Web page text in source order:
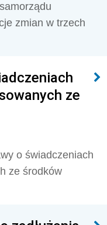
zmian w trzech
ze
o świadczeniach
ze środków